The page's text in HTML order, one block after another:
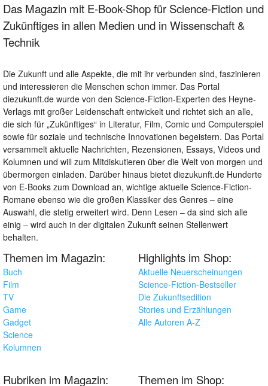
Das Magazin mit E-Book-Shop für Science-Fiction und
Zukünftiges in allen Medien und in Wissenschaft &
Technik
Die Zukunft und alle Aspekte, die mit ihr verbunden sind, faszinieren
und interessieren die Menschen schon immer. Das Portal
diezukunft.de wurde von den Science-Fiction-Experten des Heyne-
Verlags mit großer Leidenschaft entwickelt und richtet sich an alle,
die sich für „Zukünftiges“ in Literatur, Film, Comic und Computerspiel
sowie für soziale und technische Innovationen begeistern. Das Portal
versammelt aktuelle Nachrichten, Rezensionen, Essays, Videos und
Kolumnen und will zum Mitdiskutieren über die Welt von morgen und
übermorgen einladen. Darüber hinaus bietet diezukunft.de Hunderte
von E-Books zum Download an, wichtige aktuelle Science-Fiction-
Romane ebenso wie die großen Klassiker des Genres – eine
Auswahl, die stetig erweitert wird. Denn Lesen – da sind sich alle
einig – wird auch in der digitalen Zukunft seinen Stellenwert
behalten.
Themen im Magazin:
Buch
Film
TV
Game
Gadget
Science
Kolumnen
Highlights im Shop:
Aktuelle Neuerscheinungen
Science-Fiction-Bestseller
Die Zukunftsedition
Stories und Erzählungen
Alle Autoren A-Z
Rubriken im Magazin: Themen im Shop: